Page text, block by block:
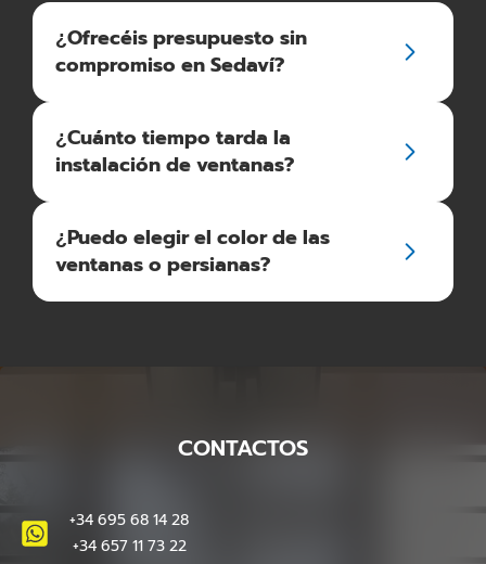
¿Ofrecéis presupuesto sin
compromiso en Sedaví?
¿Cuánto tiempo tarda la
instalación de ventanas?
¿Puedo elegir el color de las
ventanas o persianas?
CONTACTOS
+34 695 68 14 28
+34 657 11 73 22